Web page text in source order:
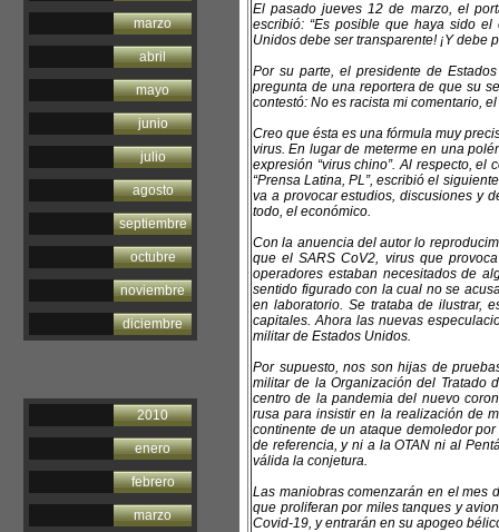
marzo
abril
mayo
junio
julio
agosto
septiembre
octubre
noviembre
diciembre
2010
enero
febrero
marzo
El pasado jueves 12 de marzo, el
escribió: “Es posible que haya sido
Unidos debe ser transparente! ¡Y debe
Por su parte, el presidente de
pregunta de una reportera de que su
contestó: No es racista mi comentario,
Creo que ésta es una fórmula muy
virus. En lugar de meterme en una
expresión “virus chino”. Al respecto,
“Prensa Latina, PL”, escribió el
va a provocar estudios, discusiones y
todo, el económico.
Con la anuencia del autor lo
que el SARS CoV2, virus que
operadores estaban necesitados de
sentido figurado con la cual no se
en laboratorio. Se trataba de ilustrar,
capitales. Ahora las nuevas
militar de Estados Unidos.
Por supuesto, nos son hijas de
militar de la Organización del Tratado
centro de la pandemia del nuevo
rusa para insistir en la realización de
continente de un ataque demoledor
de referencia, y ni a la OTAN ni al
válida la conjetura.
Las maniobras comenzarán en el mes
que proliferan por miles tanques y
Covid-19, y entrarán en su apogeo